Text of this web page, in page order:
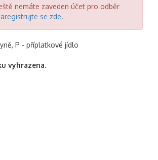
nemáte zaveden účet pro odběr
se zde.
P - příplatkové jídlo
vyhrazena.